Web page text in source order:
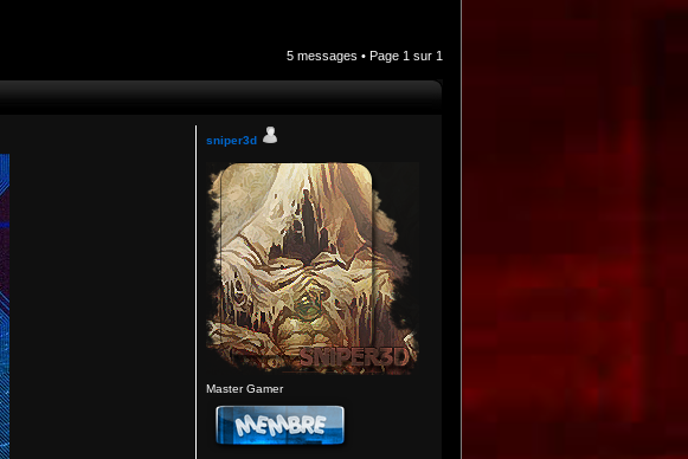
5 messages • Page 1 sur 1
sniper3d
Master Gamer